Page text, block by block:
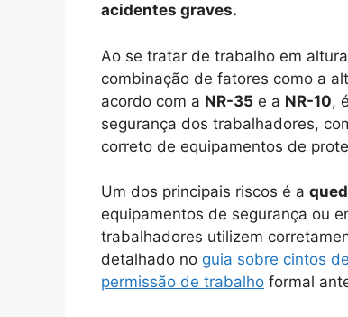
acidentes graves.
Ao se tratar de trabalho em
combinação de fatores como a
acordo com a NR-35 e a NR-10,
segurança dos trabalhadores,
correto de equipamentos de
Um dos principais riscos é a
equipamentos de segurança ou
trabalhadores utilizem
detalhado no guia sobre cintos
permissão de trabalho formal